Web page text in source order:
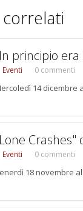
principio
Eventi 0 commenti
14 dicembre
Crashes"
Eventi 0 commenti
18 novembre